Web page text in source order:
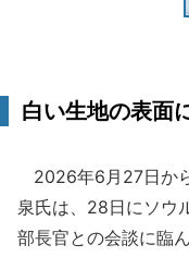
白い生地の表面
2026年6月27日か
泉氏は、28日にソウ
部長官との会談に臨ん